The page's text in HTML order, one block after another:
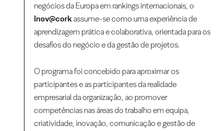
negócios da Europa em rankings internacionais, o
Inov@corkassume-se como uma experiência de
aprendizagem prática e colaborativa, orientada para os
desafios do negócio e da gestão de projetos.
O programa foi concebido para aproximar os
participantes e as participantes da realidade
empresarial da organização, ao promover
competências nas áreas do trabalho em equipa,
criatividade, inovação, comunicação e gestão de